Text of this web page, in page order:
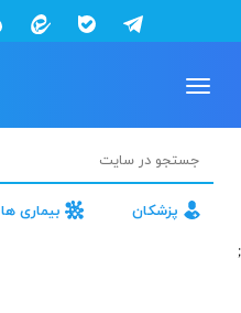
Toggle
پزشکان بیماری ها
;